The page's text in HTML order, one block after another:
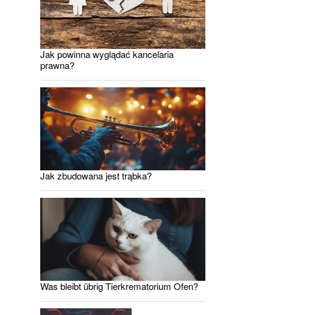
Jak powinna wyglądać kancelaria
prawna?
Jak zbudowana jest trąbka?
Was bleibt übrig Tierkrematorium Ofen?